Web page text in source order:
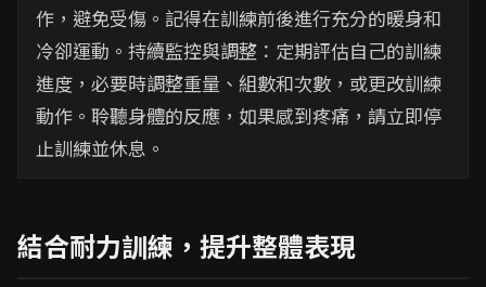
作，避免受傷。記得在訓練前後進行充分的暖身和
冷卻運動。持續監控與調整：定期評估自己的訓練
進度，必要時調整重量、組數和次數，或更改訓練
動作。聆聽身體的反應，如果感到疼痛，請立即停
止訓練並休息。
結合耐力訓練，提升整體表現